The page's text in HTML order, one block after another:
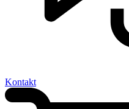
Kontakt